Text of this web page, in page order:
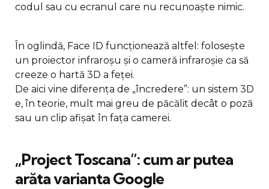
codul sau cu ecranul care nu recunoaște nimic.
În oglindă, Face ID funcționează altfel: folosește
un proiector infraroșu și o cameră infraroșie ca să
creeze o hartă 3D a feței.
De aici vine diferența de „încredere”: un sistem 3D
e, în teorie, mult mai greu de păcălit decât o poză
sau un clip afișat în fața camerei.
„Project Toscana”: cum ar putea
arăta varianta Google